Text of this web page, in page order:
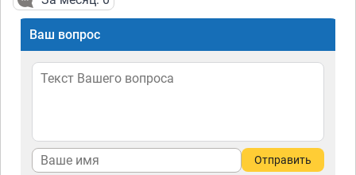
Ваш вопрос
Отправить